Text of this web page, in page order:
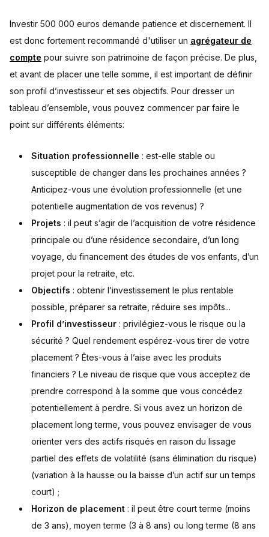
Investir 500 000 euros demande patience et discernement. Il
est donc fortement recommandé d'utiliser un agrégateur de
compte pour suivre son patrimoine de façon précise. De plus,
et avant de placer une telle somme, il est important de définir
son profil d’investisseur et ses objectifs. Pour dresser un
tableau d’ensemble, vous pouvez commencer par faire le
point sur différents éléments:
Situation professionnelle : est-elle stable ou
susceptible de changer dans les prochaines années ?
Anticipez-vous une évolution professionnelle (et une
potentielle augmentation de vos revenus) ?
Projets : il peut s’agir de l’acquisition de votre résidence
principale ou d’une résidence secondaire, d’un long
voyage, du financement des études de vos enfants, d’un
projet pour la retraite, etc.
Objectifs : obtenir l’investissement le plus rentable
possible, préparer sa retraite, réduire ses impôts...
Profil d’investisseur : privilégiez-vous le risque ou la
sécurité ? Quel rendement espérez-vous tirer de votre
placement ? Êtes-vous à l’aise avec les produits
financiers ? Le niveau de risque que vous acceptez de
prendre correspond à la somme que vous concédez
potentiellement à perdre. Si vous avez un horizon de
placement long terme, vous pouvez envisager de vous
orienter vers des actifs risqués en raison du lissage
partiel des effets de volatilité (sans élimination du risque)
(variation à la hausse ou la baisse d’un actif sur un temps
court) ;
Horizon de placement : il peut être court terme (moins
de 3 ans), moyen terme (3 à 8 ans) ou long terme (8 ans